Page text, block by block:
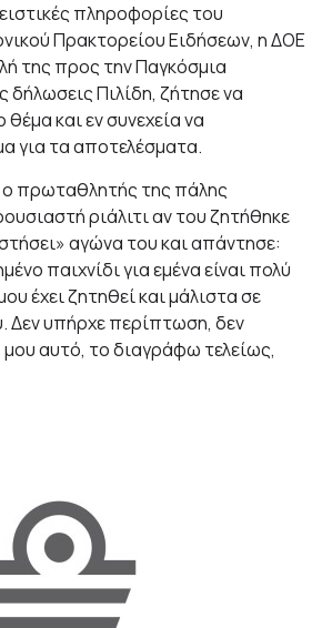
πληροφορίες του
Πρακτορείου Ειδήσεων, η ΔΟΕ
της προς την Παγκόσμια
δήλωσεις Πιλίδη, ζήτησε να
και εν συνεχεία να
για τα αποτελέσματα.
ο πρωταθλητής της πάλης
ριάλιτι αν του ζητήθηκε
αγώνα του και απάντησε:
παιχνίδι για εμένα είναι πολύ
έχει ζητηθεί και μάλιστα σε
Δεν υπήρχε περίπτωση, δεν
αυτό, το διαγράφω τελείως,